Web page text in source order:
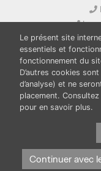
Le présent site
essentiels et
fonctionnement du
D’autres cookies
d’analyse) et ne
placement.
pour en savoir plus.
Continuer avec